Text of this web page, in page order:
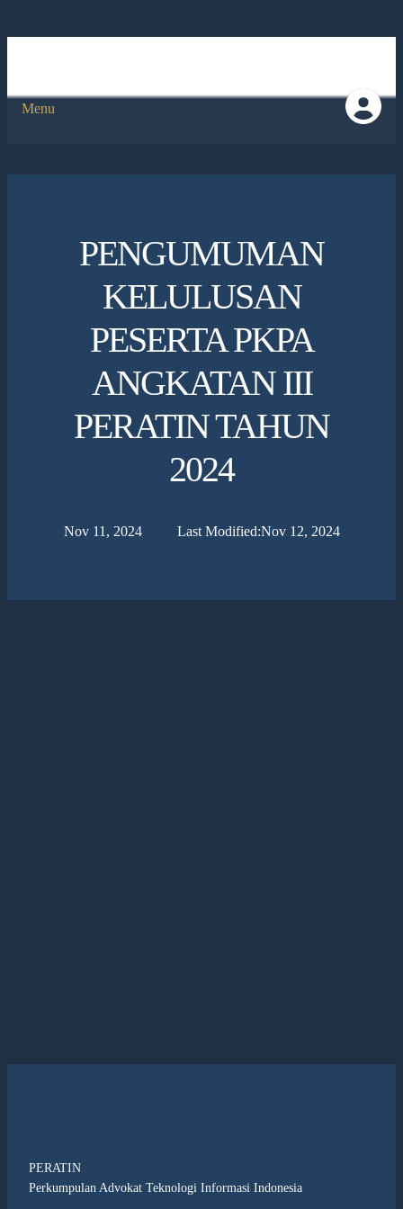
Menu
PENGUMUMAN
KELULUSAN
PESERTA PKPA
ANGKATAN III
PERATIN TAHUN
2024
Nov 11, 2024 Last Modified:Nov 12, 2024
PERATIN
Perkumpulan Advokat Teknologi Informasi Indonesia